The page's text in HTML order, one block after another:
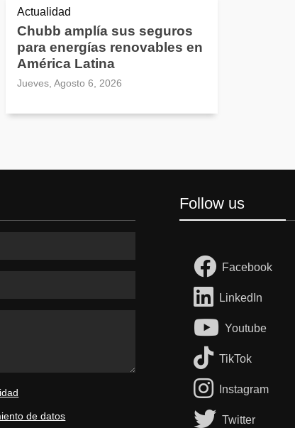
Actualidad
Chubb amplía sus seguros
para energías renovables en
América Latina
Jueves, Agosto 6, 2026
de datos
Follow us
Facebook
LinkedIn
Youtube
TikTok
Instagram
Twitter